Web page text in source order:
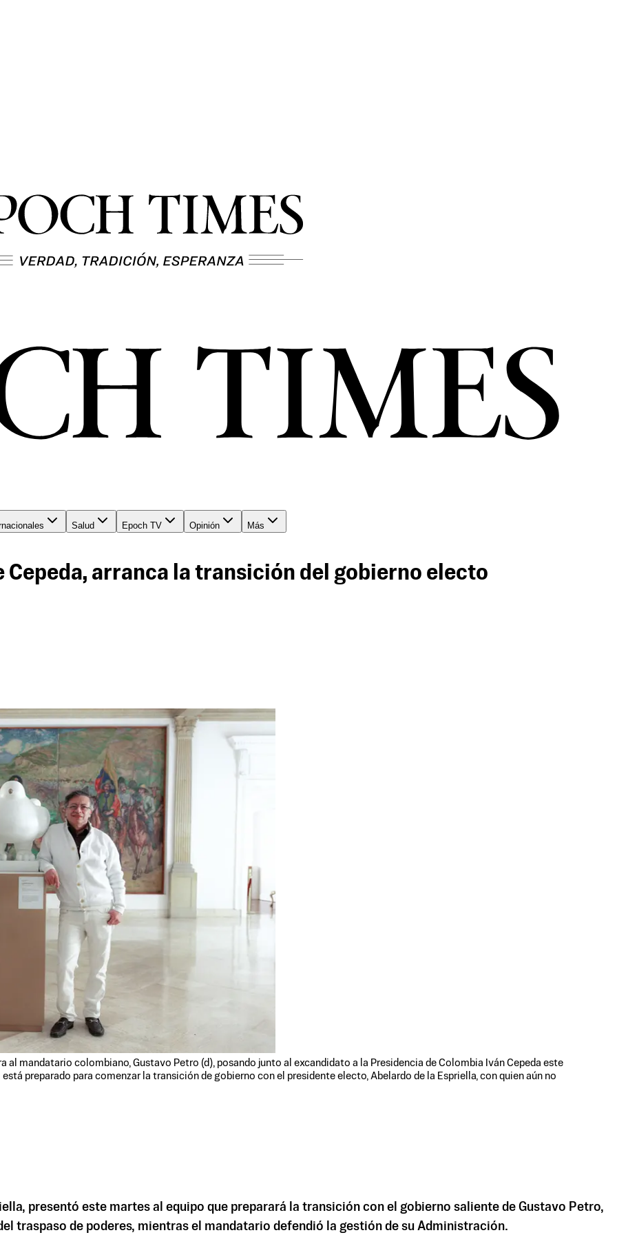
Salud Epoch TV Opinión Más
arranca la transición del gobierno electo
mandatario colombiano, Gustavo Petro (d), posando junto al excandidato a la Presidencia de Colombia Iván Cepeda este
preparado para comenzar la transición de gobierno con el presidente electo, Abelardo de la Espriella, con quien aún no
presentó este martes al equipo que preparará la transición con el gobierno saliente de Gustavo Petro,
traspaso de poderes, mientras el mandatario defendió la gestión de su Administración.